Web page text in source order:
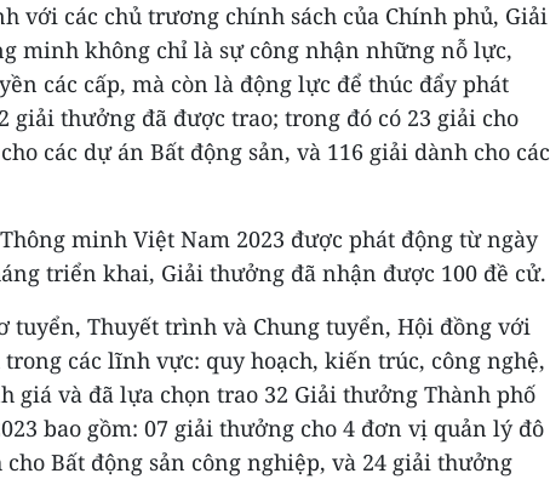
với các chủ trương chính sách của Chính phủ, Giải
minh không chỉ là sự công nhận những nỗ lực,
các cấp, mà còn là động lực để thúc đẩy phát
giải thưởng đã được trao; trong đó có 23 giải cho
các dự án Bất động sản, và 116 giải dành cho các
minh Việt Nam 2023 được phát động từ ngày
triển khai, Giải thưởng đã nhận được 100 đề cử.
tuyển, Thuyết trình và Chung tuyển, Hội đồng với
các lĩnh vực: quy hoạch, kiến trúc, công nghệ,
giá và đã lựa chọn trao 32 Giải thưởng Thành phố
bao gồm: 07 giải thưởng cho 4 đơn vị quản lý đô
Bất động sản công nghiệp, và 24 giải thưởng